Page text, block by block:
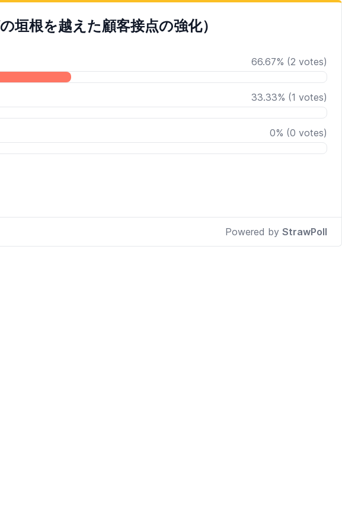
根を越えた顧客接点の強化）
66.67% (2 votes)
33.33% (1 votes)
0% (0 votes)
Powered by StrawPoll